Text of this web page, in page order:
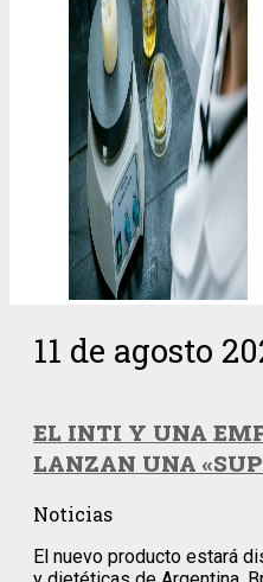
11 de agosto
EL INTI Y UNA
LANZAN UNA
Noticias
El nuevo producto estará